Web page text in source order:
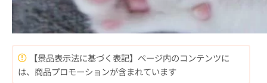
【景品表示法に基づく表記】ページ内のコンテンツに
は、商品プロモーションが含まれています